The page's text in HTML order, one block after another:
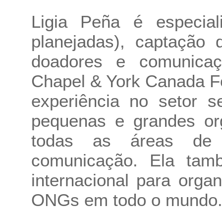
Ligia Peña é
planejadas), captação
doadores e
Chapel & York Canada
experiência no setor
pequenas e grandes
todas as áreas de
comunicação. Ela
internacional para
ONGs em todo o mundo.